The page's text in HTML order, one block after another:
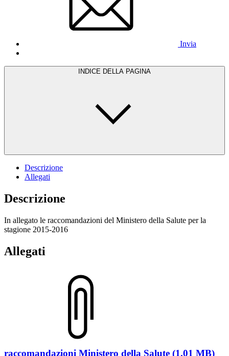
Invia
INDICE DELLA PAGINA
Descrizione
Allegati
Descrizione
In allegato le raccomandazioni del Ministero della Salute per la
stagione 2015-2016
Allegati
raccomandazioni Ministero della Salute (1.01 MB)